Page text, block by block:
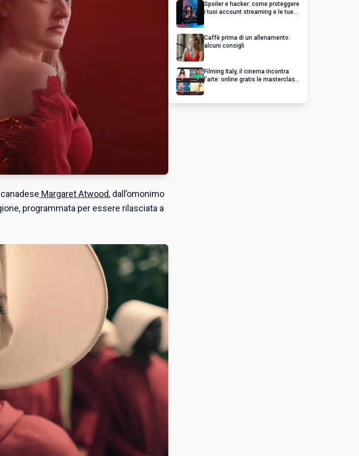
Margaret Atwood, dall’omonimo
programmata per essere rilasciata a
Spoiler e hacker: come proteggere
i tuoi account streaming e le tue
Caffè prima di un allenamento:
alcuni consigli
Filming Italy, il cinema incontra
l’arte: online gratis le masterclass